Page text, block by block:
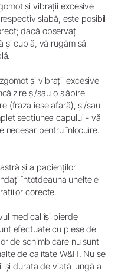
și vibrații excesive
slabă, este posibil
dacă observați
și cuplă, vă rugăm să
și vibrații excesive
și/sau o slăbire
(fraza iese afară), și/sau
secțiunea capului - vă
necesar pentru înlocuire.
și a pacienților
întotdeauna uneltele
corecte.
medical își pierde
efectuate cu piese de
de schimb care nu sunt
de calitate W&H. Nu se
și durata de viață lungă a